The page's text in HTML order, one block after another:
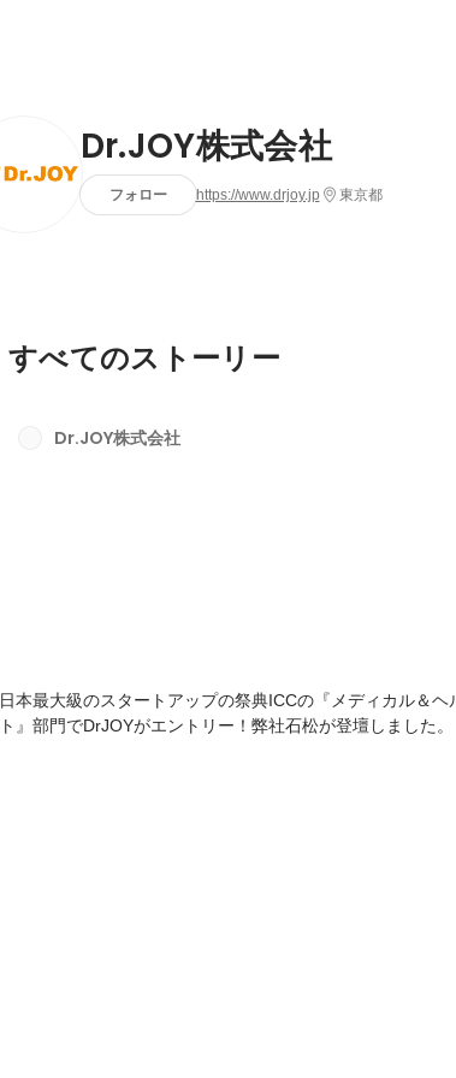
Dr.JOY株式会社
フォロー https://www.drjoy.jp 東京都
すべてのストーリー
Dr.JOY株式会社
日本最大級のスタートアップの祭典ICCの『メディカル＆ヘ
ト』部門でDrJOYがエントリー！弊社石松が登壇しました。